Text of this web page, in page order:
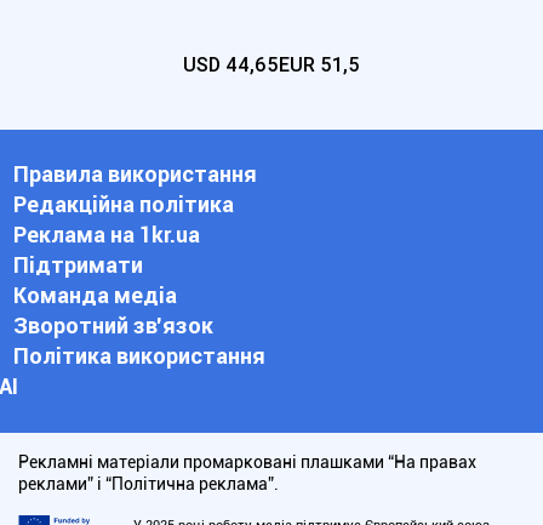
USD 44,65EUR 51,5
Правила використання
Редакційна політика
Реклама на 1kr.ua
Підтримати
Команда медіа
Зворотний зв'язок
Політика використання
АІ
Рекламні матеріали промарковані плашками “На правах
реклами” і “Політична реклама”.